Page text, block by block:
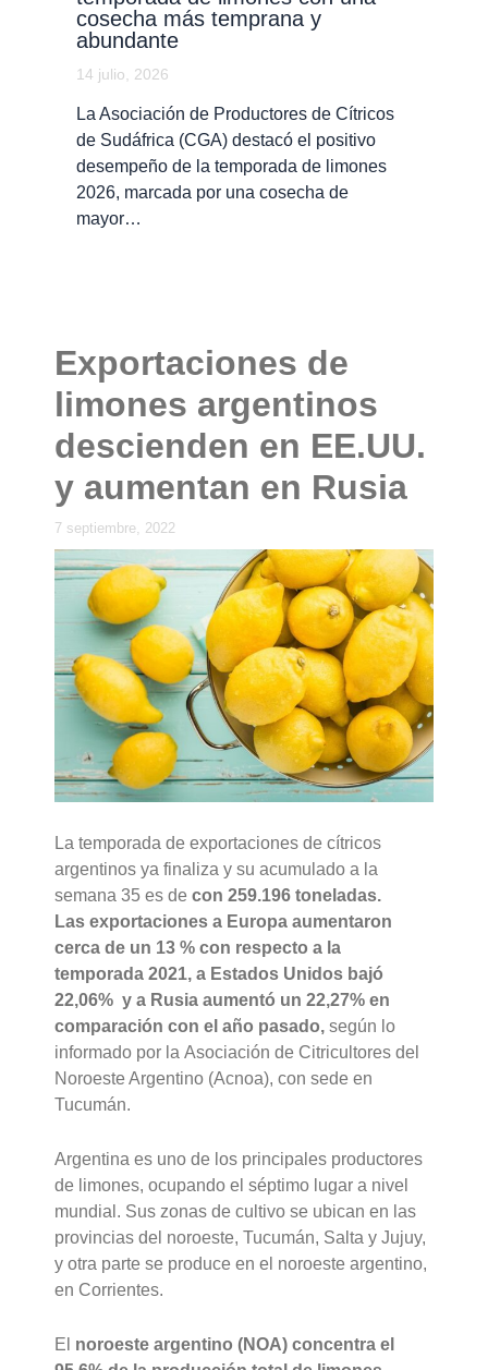
cosecha más temprana y
abundante
14 julio, 2026
La Asociación de Productores de Cítricos
de Sudáfrica (CGA) destacó el positivo
desempeño de la temporada de limones
2026, marcada por una cosecha de
mayor…
Exportaciones de
limones argentinos
descienden en EE.UU.
y aumentan en Rusia
7 septiembre, 2022
La temporada de exportaciones de cítricos
argentinos ya finaliza y su acumulado a la
semana 35 es decon 259.196 toneladas.
Lasexportaciones a Europa aumentaron
cerca de un 13 % con respecto a la
temporada 2021, a Estados Unidos bajó
22,06% y a Rusia aumentó un 22,27% en
comparación con el año pasado,según lo
informado por la Asociación de Citricultores del
Noroeste Argentino (Acnoa), con sede en
Tucumán.
Argentina es uno de los principales productores
de limones, ocupando el séptimo lugar a nivel
mundial. Sus zonas de cultivo se ubican en las
provincias del noroeste, Tucumán, Salta y Jujuy,
y otra parte se produce en el noroeste argentino,
en Corrientes.
El noroeste argentino (NOA) concentra el